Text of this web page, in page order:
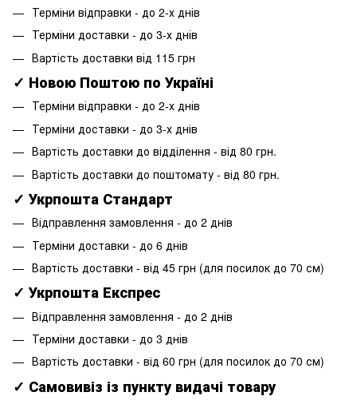
Терміни відправки - до 2-х днів
Терміни доставки - до 3-х днів
Вартість доставки від 115 грн
✓ Новою Поштою по Україні
Терміни відправки - до 2-х днів
Терміни доставки - до 3-х днів
Вартість доставки до відділення - від 80 грн.
Вартість доставки до поштомату - від 80 грн.
✓ Укрпошта Стандарт
Відправлення замовлення - до 2 днів
Терміни доставки - до 6 днів
Вартість доставки - від 45 грн (для посилок до 70 см)
✓ Укрпошта Експрес
Відправлення замовлення - до 2 днів
Терміни доставки - до 3 днів
Вартість доставки - від 60 грн (для посилок до 70 см)
✓ Самовивіз із пункту видачі товару